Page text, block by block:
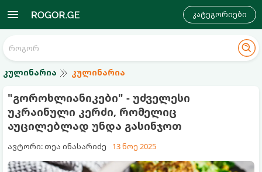
კატეგორიები
კულინარია კულინარია
"გოროხლიანიკები" - უძველესი
უკრაინული კერძი, რომელიც
აუცილებლად უნდა გასინჯოთ
ავტორი: თეა ინასარიძე 13 ნოე 2025